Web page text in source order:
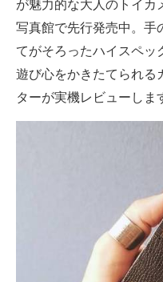
好きが集まる 比べて選べる
ビジネスと働き方のヒント
AI活用のいまが分かる
ITエンジニア向け専門サイト
企業向けIT製品の総合サイト
が魅力的な大人のトイカ
写真館で先行発売中。手
てがそろったハイスペッ
遊び心をかきたてられる
ターが実機レビューしま